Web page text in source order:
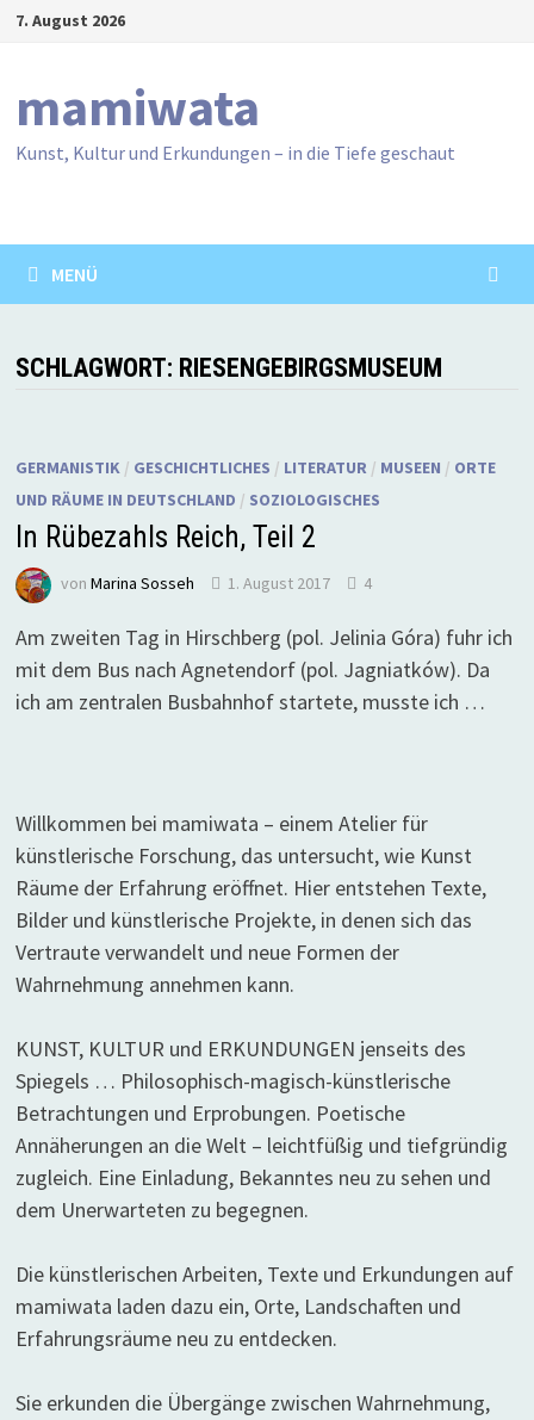
Zum7. August 2026
mamiwata
Kunst, Kultur und Erkundungen – in die Tiefe geschaut
MENÜ
SCHLAGWORT: RIESENGEBIRGSMUSEUM
GERMANISTIK/ GESCHICHTLICHES / LITERATUR / MUSEEN / ORTE
UND RÄUME IN DEUTSCHLAND / SOZIOLOGISCHES
In Rübezahls Reich, Teil 2
von Marina Sosseh 1. August 2017 4
Am zweiten Tag in Hirschberg (pol. Jelinia Góra) fuhr ich
mit dem Bus nach Agnetendorf (pol. Jagniatków). Da
ich am zentralen Busbahnhof startete, musste ich …
Willkommen bei mamiwata – einem Atelier für
künstlerische Forschung, das untersucht, wie Kunst
Räume der Erfahrung eröffnet. Hier entstehen Texte,
Bilder und künstlerische Projekte, in denen sich das
Vertraute verwandelt und neue Formen der
Wahrnehmung annehmen kann.
KUNST, KULTUR und ERKUNDUNGEN jenseits des
Spiegels … Philosophisch-magisch-künstlerische
Betrachtungen und Erprobungen. Poetische
Annäherungen an die Welt – leichtfüßig und tiefgründig
zugleich. Eine Einladung, Bekanntes neu zu sehen und
dem Unerwarteten zu begegnen.
Die künstlerischen Arbeiten, Texte und Erkundungen auf
mamiwata laden dazu ein, Orte, Landschaften und
Erfahrungsräume neu zu entdecken.
Sie erkunden die Übergänge zwischen Wahrnehmung,